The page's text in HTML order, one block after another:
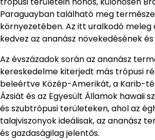
Paraguayban található meg
környezetében. Az itt uralkodó meleg
kedvez az ananász növekedésének
Az évszázadok során az ananász
kereskedelme kiterjedt más trópusi
beleértve Közép-Amerikát, a Karib-
Ázsiát és az Egyesült Államok hawaii
és szubtrópusi területeken, ahol az
talajviszonyok ideálisak, az ananász
és gazdaságilag jelentős.